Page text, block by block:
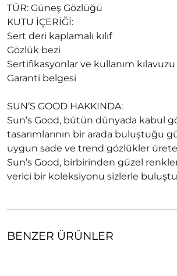
TÜR: Güneş Gözlüğü
KUTU İÇERİĞİ:
Sert deri kaplamalı kılıf
Gözlük bezi
Sertifikasyonlar ve kullanım kılavuzu
Garanti belgesi
SUN’S GOOD HAKKINDA:
Sun’s Good, bütün dünyada kabul
tasarımlarının bir arada buluştuğu
uygun sade ve trend gözlükler
Sun’s Good, birbirinden güzel
verici bir koleksiyonu sizlerle
BENZER ÜRÜNLER